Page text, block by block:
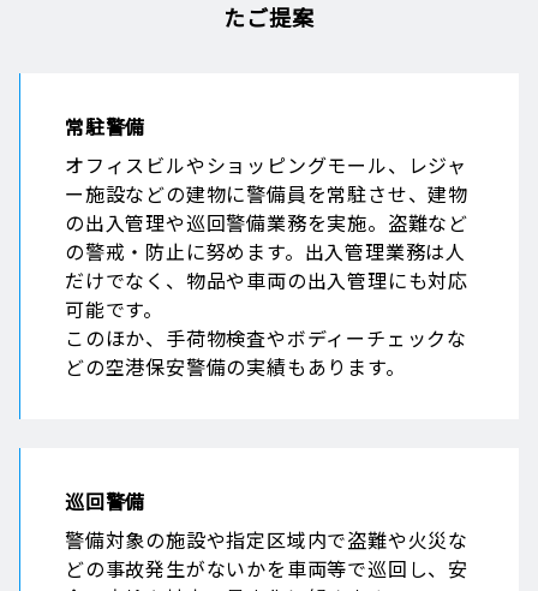
たご提案
常駐警備
オフィスビルやショッピングモール、レジャ
ー施設などの建物に警備員を常駐させ、建物
の出入管理や巡回警備業務を実施。盗難など
の警戒・防止に努めます。出入管理業務は人
だけでなく、物品や車両の出入管理にも対応
可能です。
このほか、手荷物検査やボディーチェックな
どの空港保安警備の実績もあります。
巡回警備
警備対象の施設や指定区域内で盗難や火災な
どの事故発生がないかを車両等で巡回し、安